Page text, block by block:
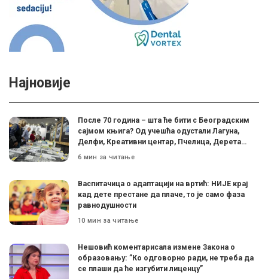
Најновије
После 70 година – шта ће бити с Београдским
сајмом књига? Од учешћа одустали Лагуна,
Делфи, Креативни центар, Пчелица, Дерета…
6 мин за читање
Васпитачица о адаптацији на вртић: НИЈЕ крај
кад дете престане да плаче, то је само фаза
равнодушности
10 мин за читање
Нешовић коментарисала измене Закона о
образовању: ”Ко одговорно ради, не треба да
се плаши да ће изгубити лиценцу”